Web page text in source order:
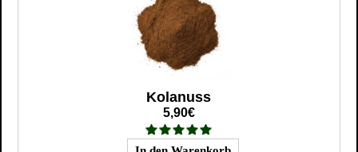
Kolanuss
5,90€